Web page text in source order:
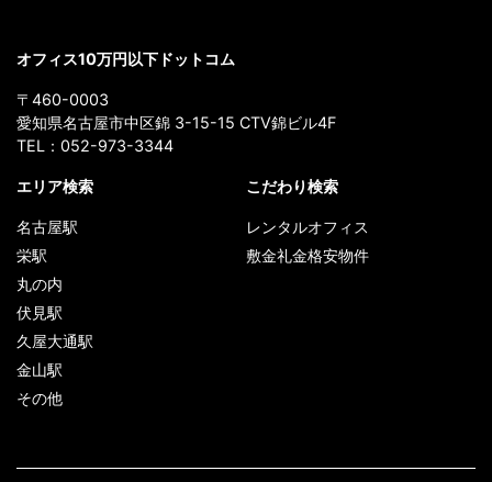
オフィス10万円以下ドットコム
〒460-0003
愛知県名古屋市中区錦 3-15-15 CTV錦ビル4F
TEL： 052-973-3344
エリア検索
名古屋駅
栄駅
丸の内
伏見駅
久屋大通駅
金山駅
その他
こだわり検索
レンタルオフィス
敷金礼金格安物件